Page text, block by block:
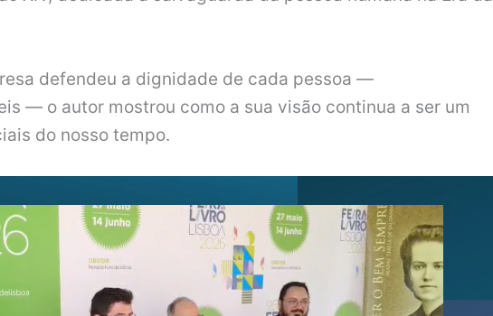
defendeu a dignidade de cada pessoa —
— o autor mostrou como a sua visão continua a ser um
do nosso tempo.